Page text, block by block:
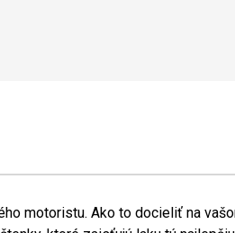
motoristu. Ako to docieliť na